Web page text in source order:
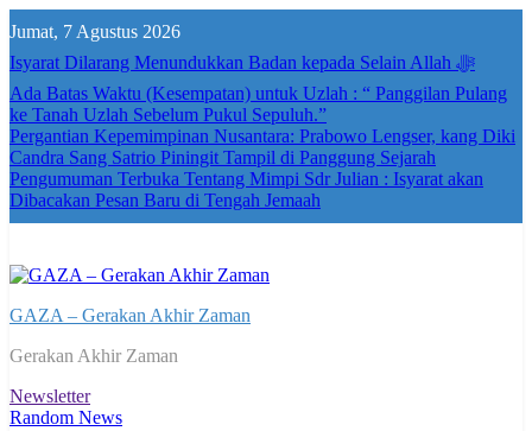
to
content
Jumat, 7 Agustus 2026
Isyarat Dilarang Menundukkan Badan kepada Selain Allah ﷻ
Ada Batas Waktu (Kesempatan) untuk Uzlah : “ Panggilan Pulang
ke Tanah Uzlah Sebelum Pukul Sepuluh.”
Pergantian Kepemimpinan Nusantara: Prabowo Lengser, kang Diki
Candra Sang Satrio Piningit Tampil di Panggung Sejarah
Pengumuman Terbuka Tentang Mimpi Sdr Julian : Isyarat akan
Dibacakan Pesan Baru di Tengah Jemaah
GAZA – Gerakan Akhir Zaman
Gerakan Akhir Zaman
Newsletter
Random News